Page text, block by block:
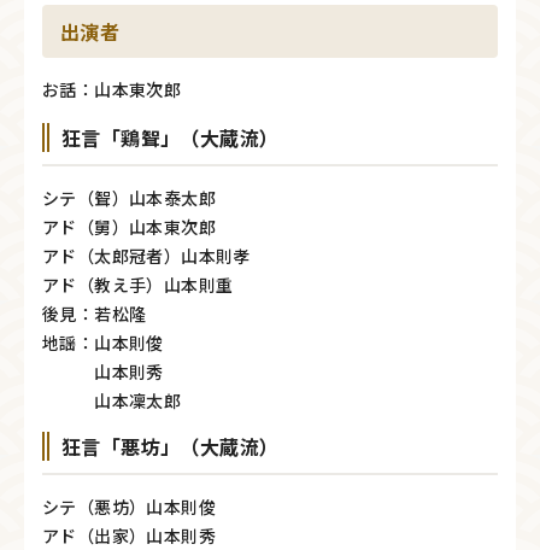
出演者
お話：山本東次郎
狂言「鶏聟」（大蔵流）
シテ（聟）山本泰太郎
アド（舅）山本東次郎
アド（太郎冠者）山本則孝
アド（教え手）山本則重
後見：若松隆
地謡：山本則俊
山本則秀
山本凜太郎
狂言「悪坊」（大蔵流）
シテ（悪坊）山本則俊
アド（出家）山本則秀